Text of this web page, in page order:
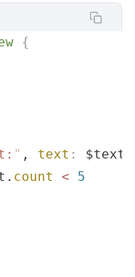
{
" , text : $text.
count < 5